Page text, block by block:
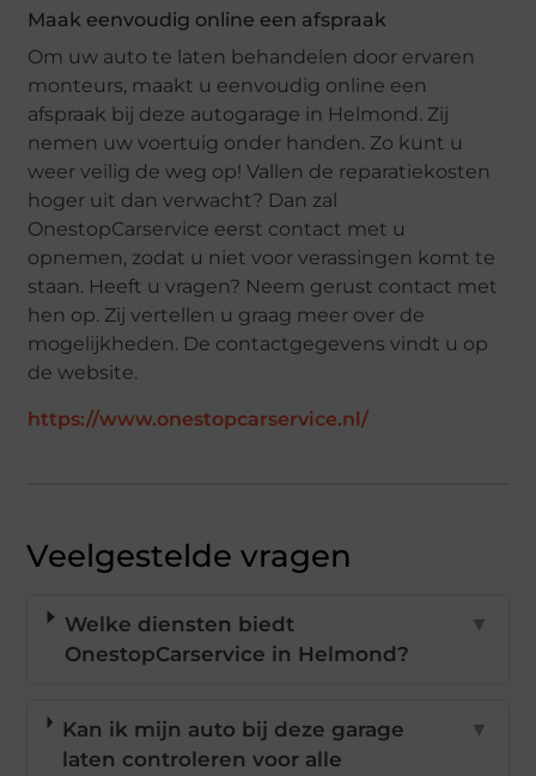
Maak eenvoudig online een afspraak
Om uw auto te laten behandelen door ervaren
monteurs, maakt u eenvoudig online een
afspraak bij deze autogarage in Helmond. Zij
nemen uw voertuig onder handen. Zo kunt u
weer veilig de weg op! Vallen de reparatiekosten
hoger uit dan verwacht? Dan zal
OnestopCarservice eerst contact met u
opnemen, zodat u niet voor verassingen komt te
staan. Heeft u vragen? Neem gerust contact met
hen op. Zij vertellen u graag meer over de
mogelijkheden. De contactgegevens vindt u op
de website.
https://www.onestopcarservice.nl/
Veelgestelde vragen
Welke diensten biedt
OnestopCarservice in Helmond?
▼
Kan ik mijn auto bij deze garage
laten controleren voor alle
▼